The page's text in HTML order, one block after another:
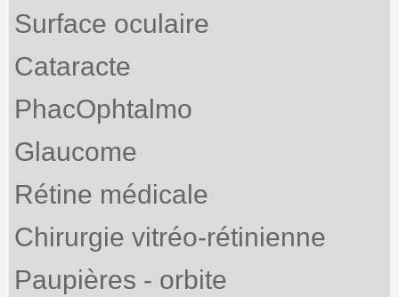
Surface oculaire
Cataracte
PhacOphtalmo
Glaucome
Rétine médicale
Chirurgie vitréo-rétinienne
Paupières - orbite